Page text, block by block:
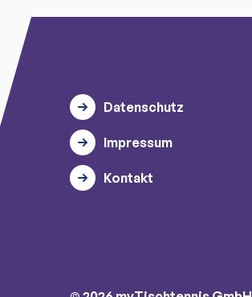
Datenschutz
Impressum
Kontakt